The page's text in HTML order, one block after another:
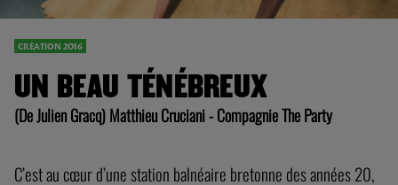
CRÉATION 2016
UN BEAU TÉNÉBREUX
(De Julien Gracq) Matthieu Cruciani - Compagnie The Party
C’est au cœur d’une station balnéaire bretonne des années 20,